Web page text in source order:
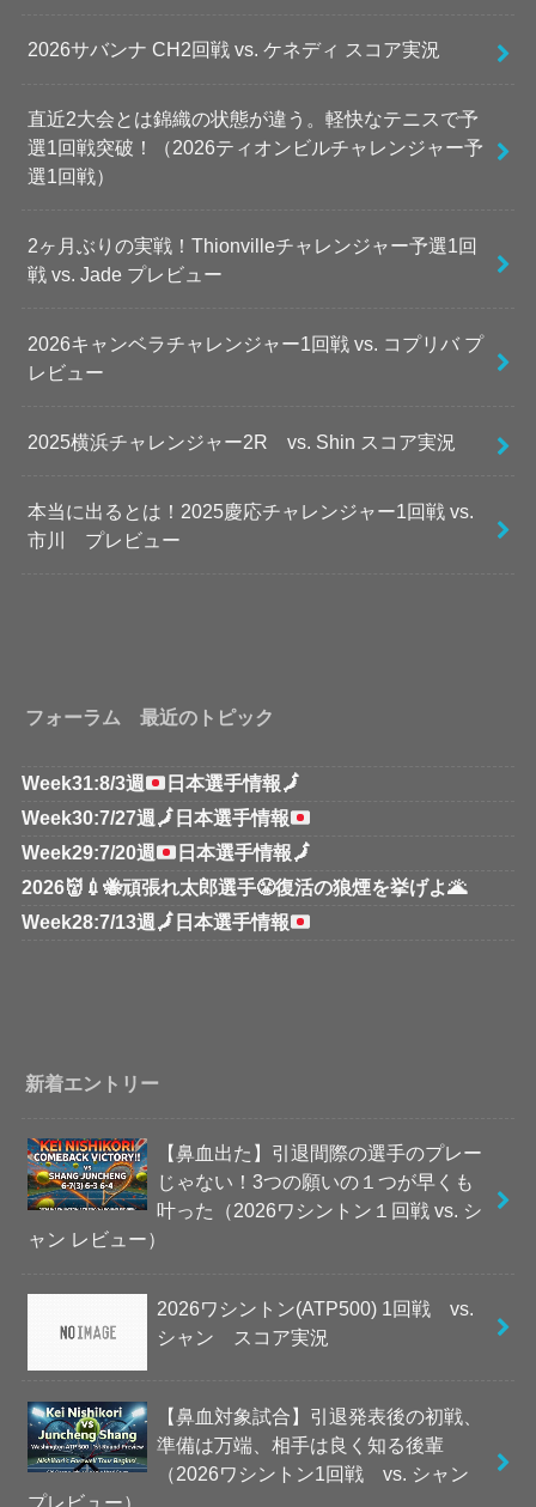
2026サバンナ CH2回戦 vs. ケネディ スコア実況
直近2大会とは錦織の状態が違う。軽快なテニスで予
選1回戦突破！（2026ティオンビルチャレンジャー予
選1回戦）
2ヶ月ぶりの実戦！Thionvilleチャレンジャー予選1回
戦 vs. Jade プレビュー
2026キャンベラチャレンジャー1回戦 vs. コプリバ プ
レビュー
2025横浜チャレンジャー2R vs. Shin スコア実況
本当に出るとは！2025慶応チャレンジャー1回戦 vs.
市川 プレビュー
フォーラム 最近のトピック
Week31:8/3週 日本選手情報🗾
Week30:7/27週 🗾 日本選手情報
Week29:7/20週
日本選手情報🗾
2026👹💉🐝頑張れ太郎選手😤復活の狼煙を挙げよ🌋
Week28:7/13週 🗾 日本選手情報
新着エントリー
【鼻血出た】引退間際の選手のプレー
じゃない！3つの願いの１つが早くも
叶った（2026ワシントン１回戦 vs. シ
ャン レビュー）
2026ワシントン(ATP500) 1回戦 vs.
シャン スコア実況
【鼻血対象試合】引退発表後の初戦、
準備は万端、相手は良く知る後輩
（2026ワシントン1回戦 vs. シャン
プレビュー）